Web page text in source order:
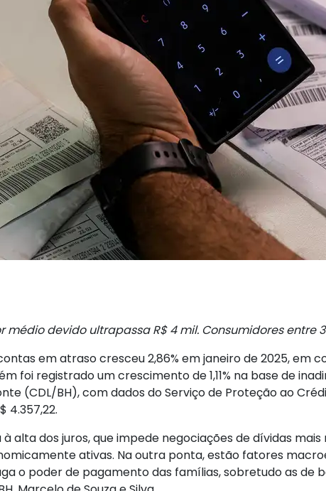
médio devido ultrapassa R$ 4 mil. Consumidores
em atraso cresceu 2,86% em janeiro de 2025, em
foi registrado um crescimento de 1,11% na base de
(CDL/BH), com dados do Serviço de Proteção ao
4.357,22.
alta dos juros, que impede negociações de dívidas
ativas. Na outra ponta, estão fatores
o poder de pagamento das famílias, sobretudo as de